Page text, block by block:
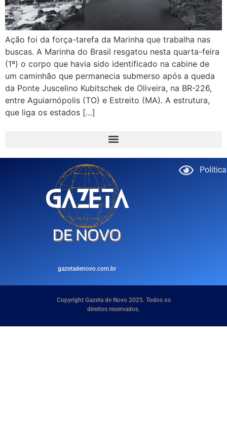
Ação foi da força-tarefa da Marinha que trabalha nas
buscas. A Marinha do Brasil resgatou nesta quarta-feira
(1º) o corpo que havia sido identificado na cabine de
um caminhão que permanecia submerso após a queda
da Ponte Juscelino Kubitschek de Oliveira, na BR-226,
entre Aguiarnópolis (TO) e Estreito (MA). A estrutura,
que liga os estados […]
gazetadenovo.com.br
Copyright Gazeta de Novo 2025. Todos os
direitos reservados.